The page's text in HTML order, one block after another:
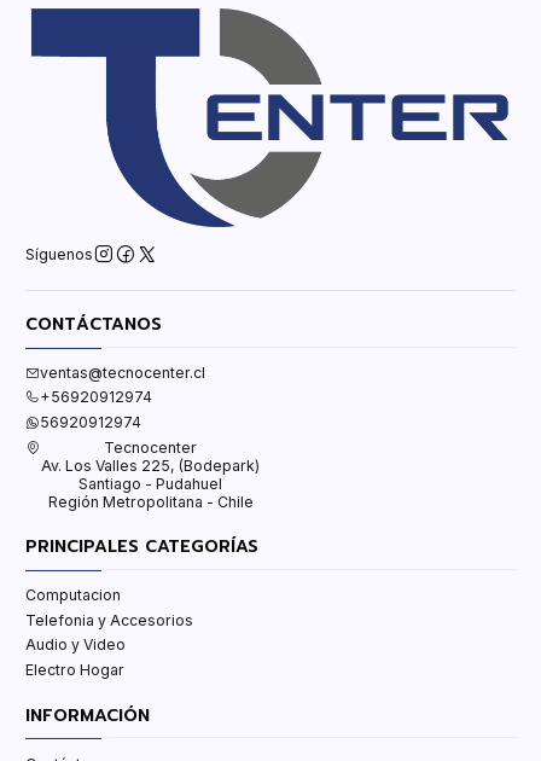
Síguenos
CONTÁCTANOS
ventas@tecnocenter.cl
+56920912974
56920912974
Tecnocenter
Av. Los Valles 225, (Bodepark)
Santiago - Pudahuel
Región Metropolitana - Chile
PRINCIPALES CATEGORÍAS
Computacion
Telefonia y Accesorios
Audio y Video
Electro Hogar
INFORMACIÓN